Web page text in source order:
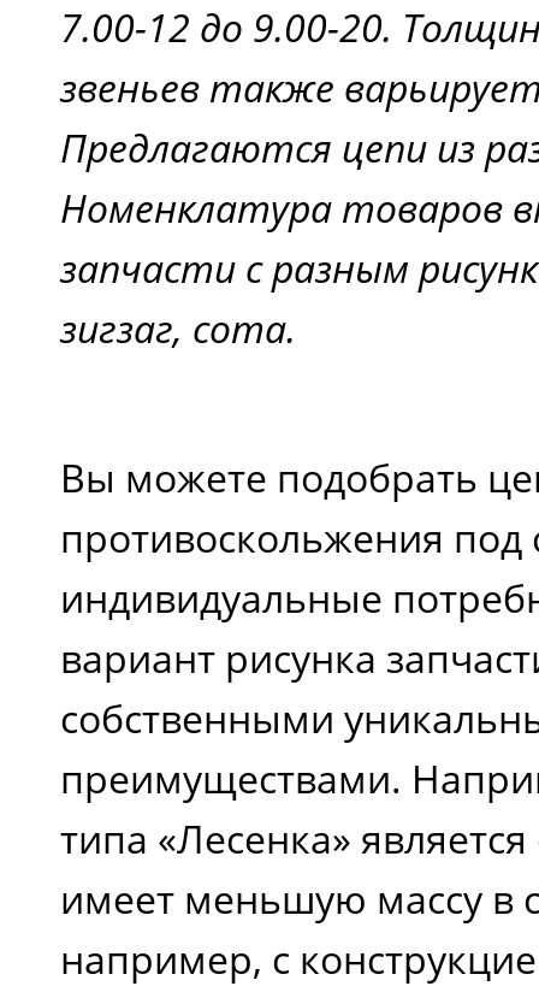
7.00-12 до 9.00-20.
звеньев также
Предлагаются цепи из
Номенклатура товаров
запчасти с разным
зигзаг, сота.
Вы можете подобрать
противоскольжения под
индивидуальные
вариант рисунка
собственными
преимуществами.
типа «Лесенка»
имеет меньшую массу в
например, с